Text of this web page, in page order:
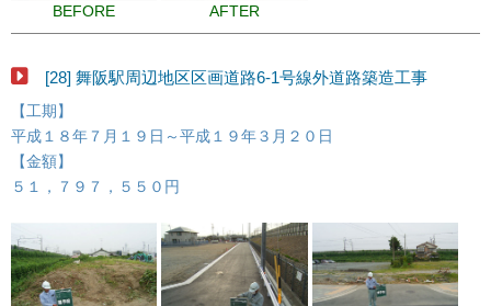
BEFORE AFTER
[28] 舞阪駅周辺地区区画道路6-1号線外道路築造工事
【工期】
平成１８年７月１９日～平成１９年３月２０日
【金額】
５１，７９７，５５０円